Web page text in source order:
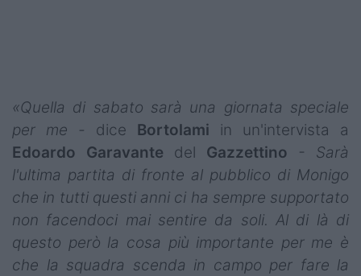
«Quella di sabato sarà una giornata speciale
per me - dice Bortolami in un'intervista a
Edoardo
Garavante del Gazzettino - Sarà
l'ultima partita di fronte al pubblico di Monigo
che in tutti questi anni ci ha sempre supportato
non facendoci mai sentire da soli. Al di là di
questo però la cosa più importante per me è
che la squadra scenda in campo per fare la